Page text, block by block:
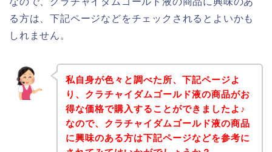
る方は、下記ページなどをチェックされるとよいかも
しれません。
私自身が色々と調べた所、下記ページよ
り、クラチャイダムゴールド液の商品がお
得な価格で購入することができましたよ♪
なので、クラチャイダムゴールド液の商品
に興味のある方は下記ページなどを参考に